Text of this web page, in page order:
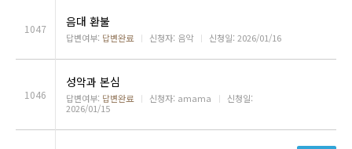
1047 음대 환불
답변여부: 답변완료 ㅣ 신청자: 음악 ㅣ 신청일: 2026/01/16
1046
성악과 본심
답변여부: 답변완료 ㅣ 신청자: amama ㅣ 신청일:
2026/01/15